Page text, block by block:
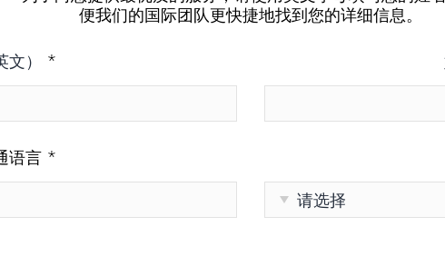
便我们的国际团队更快捷地找到您的详细信息。
） *
语言 *